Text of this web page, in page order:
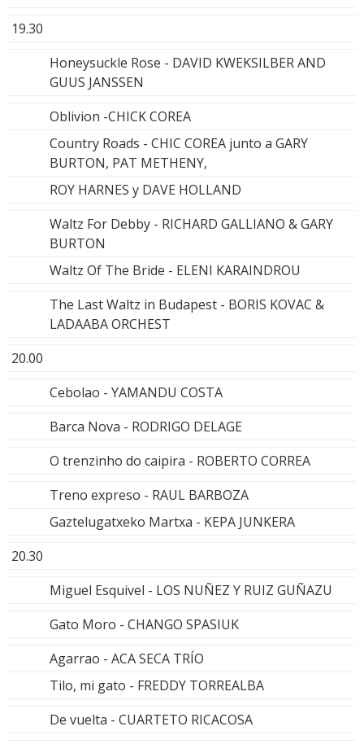
19.30
Honeysuckle Rose - DAVID KWEKSILBER AND
GUUS JANSSEN
Oblivion -CHICK COREA
Country Roads - CHIC COREA junto a GARY
BURTON, PAT METHENY,
ROY HARNES y DAVE HOLLAND
Waltz For Debby - RICHARD GALLIANO & GARY
BURTON
Waltz Of The Bride - ELENI KARAINDROU
The Last Waltz in Budapest - BORIS KOVAC &
LADAABA ORCHEST
20.00
Cebolao - YAMANDU COSTA
Barca Nova - RODRIGO DELAGE
O trenzinho do caipira - ROBERTO CORREA
Treno expreso - RAUL BARBOZA
Gaztelugatxeko Martxa - KEPA JUNKERA
20.30
Miguel Esquivel - LOS NUÑEZ Y RUIZ GUÑAZU
Gato Moro - CHANGO SPASIUK
Agarrao - ACA SECA TRÍO
Tilo, mi gato - FREDDY TORREALBA
De vuelta - CUARTETO RICACOSA